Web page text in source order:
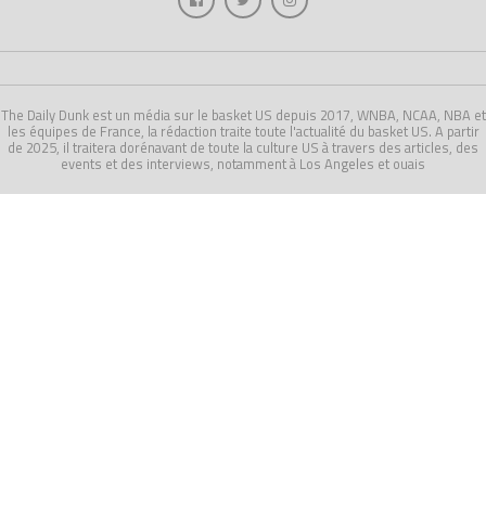
The Daily Dunk est un média sur le basket US depuis 2017, WNBA, NCAA, NBA et
les équipes de France, la rédaction traite toute l'actualité du basket US. A partir
de 2025, il traitera dorénavant de toute la culture US à travers des articles, des
events et des interviews, notamment à Los Angeles et ouais